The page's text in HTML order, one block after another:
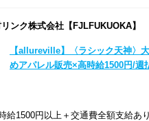
ンク株式会社【FJLFUKUOKA】
【allureville】〈ラシック天神〉
めアパレル販売×高時給1500円/週
給1500円以上＋交通費全額支給あり